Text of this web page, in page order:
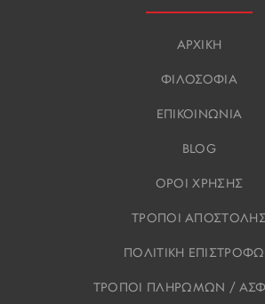
ΑΡΧΙΚΗ
ΦΙΛΟΣΟΦΙΑ
ΕΠΙΚΟΙΝΩΝΙΑ
BLOG
ΟΡΟΙ ΧΡΗΣΗΣ
ΤΡΟΠΟΙ ΑΠΟΣΤΟΛΗΣ
ΠΟΛΙΤΙΚΗ
ΤΡΟΠΟΙ ΠΛΗΡΩΜΩΝ /